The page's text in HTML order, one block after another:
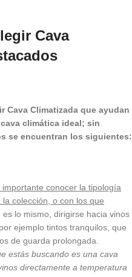
Cava
Cava Climatizada que ayudan
climática ideal; sin
se encuentran los siguientes:
importante conocer la tipología
colección, o con los que
es lo mismo, dirigirse hacia vinos
ejemplo tintos tranquilos, que
de guarda prolongada.
estás buscando es una cava
directamente a temperatura